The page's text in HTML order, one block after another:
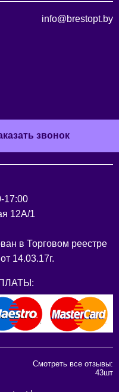
info@brestopt.by
звонок
17:00
12А/1
в Торговом реестре
14.03.17г.
Смотреть все отзывы:
43шт